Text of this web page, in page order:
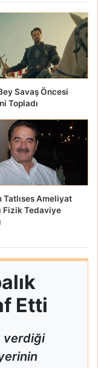
Savaş Öncesi
Topladı
Tatlıses Ameliyat
Fizik Tedaviye
Etti
verdiği